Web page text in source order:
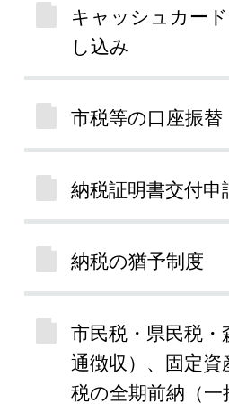
キャッシュカー
し込み
市税等の口座振替
納税証明書交付申
納税の猶予制度
市民税・県民税・
通徴収）、固定資
税の全期前納（一